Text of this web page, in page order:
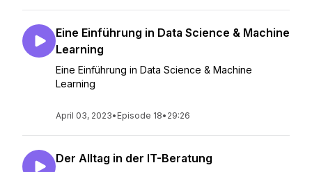
Eine Einführung in Data Science & Machine
Learning
Eine Einführung in Data Science & Machine
Learning
April 03, 2023• Episode 18• 29:26
Der Alltag in der IT-Beratung